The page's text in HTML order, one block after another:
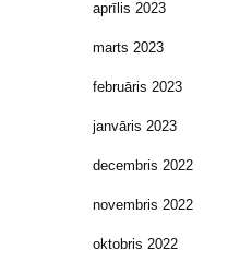
aprīlis 2023
marts 2023
februāris 2023
janvāris 2023
decembris 2022
novembris 2022
oktobris 2022